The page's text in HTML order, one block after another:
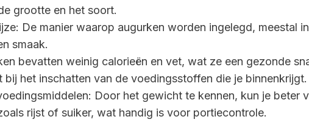
grootte en het soort.
De manier waarop augurken worden ingelegd, meestal
smaak.
bevatten weinig calorieën en vet, wat ze een gezonde
het inschatten van de voedingsstoffen die je binnenkrijgt.
Door het gewicht te kennen, kun je beter
rijst of suiker, wat handig is voor portiecontrole.